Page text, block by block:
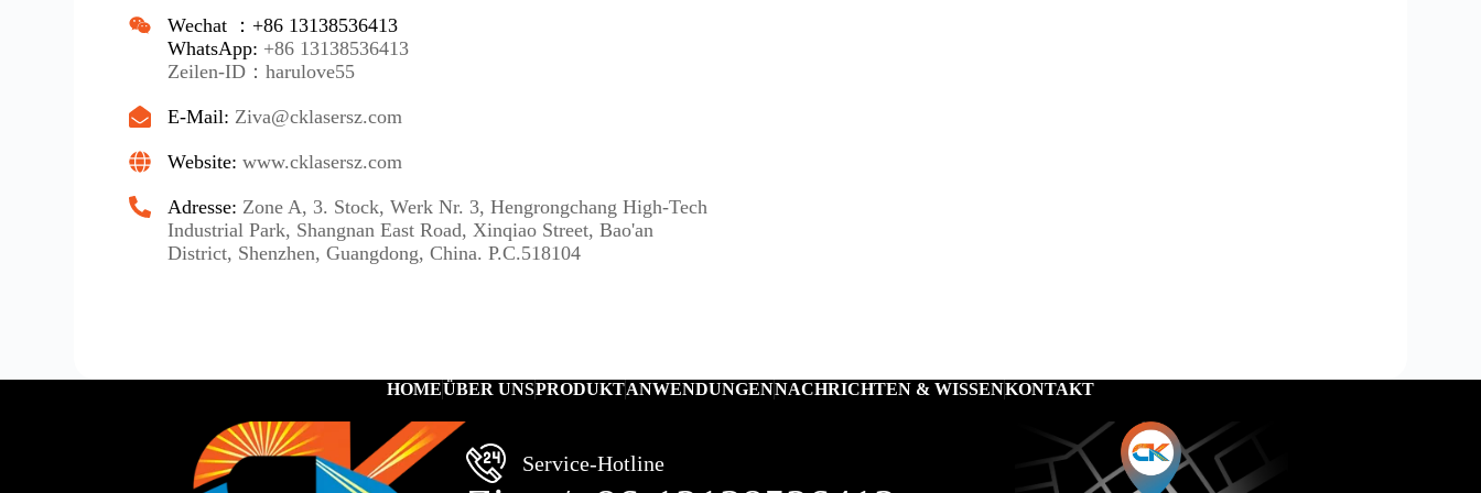
Wechat ：+86 13138536413
WhatsApp: +86 13138536413
Zeilen-ID：harulove55
E-Mail: Ziva@cklasersz.com
Website: www.cklasersz.com
Adresse: Zone A, 3. Stock, Werk Nr. 3, Hengrongchang High-Tech
Industrial Park, Shangnan East Road, Xinqiao Street, Bao'an
District, Shenzhen, Guangdong, China. P.C.518104
HOMEÜBER UNSPRODUKTANWENDUNGENNACHRICHTEN & WISSENKONTAKT
Service-Hotline